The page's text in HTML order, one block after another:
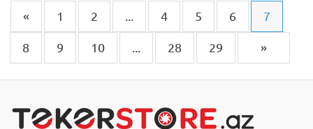
« 1 2 ... 4 5 6 7
8 9 10 ... 28 29 »